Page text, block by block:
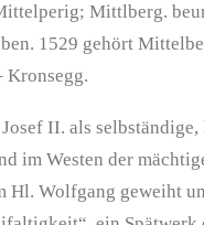
Mittlberg.
1529 gehört
Kronsegg.
II. als
im Westen der
Wolfgang geweiht